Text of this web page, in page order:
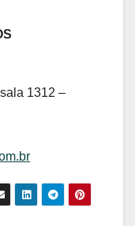
1312 –